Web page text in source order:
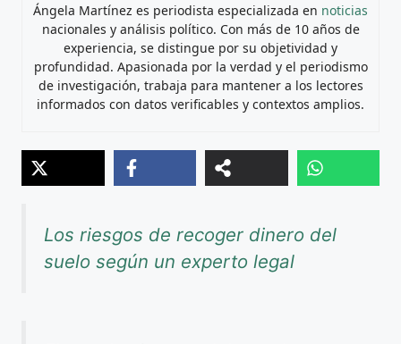
Ángela Martínez es periodista especializada en noticias
nacionales y análisis político. Con más de 10 años de
experiencia, se distingue por su objetividad y
profundidad. Apasionada por la verdad y el periodismo
de investigación, trabaja para mantener a los lectores
informados con datos verificables y contextos amplios.
Los riesgos de recoger dinero del
suelo según un experto legal